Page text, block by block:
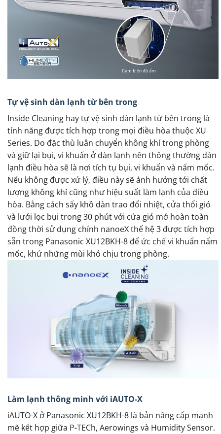
Tự vệ sinh dàn lạnh từ bên trong
Inside Cleaning hay tự vệ sinh dàn lạnh từ bên trong là
tính năng được tích hợp trong mọi điều hòa thuộc XU
Series. Do đặc thù luân chuyển không khí trong phòng
và giữ lại bụi, vi khuẩn ở dàn lạnh nên thông thường dàn
lạnh điều hòa sẽ là nơi tích tụ bụi, vi khuẩn và nấm mốc.
Nếu không được xử lý, điều này sẽ ảnh hưởng tới chất
lượng không khí cũng như hiệu suất làm lạnh của điều
hòa. Bằng cách sấy khô dàn trao đổi nhiệt, cửa thổi gió
và lưới lọc bụi trong 30 phút với cửa gió mở hoàn toàn
đồng thời sử dụng chính nanoeX thế hệ 3 được tích hợp
sẵn trong Panasonic XU12BKH-8 để ức chế vi khuẩn nấm
mốc, khử những mùi khó chịu trong phòng.
Làm lạnh thông minh với iAUTO-X
iAUTO-X ở Panasonic XU12BKH-8 là bản nâng cấp mạnh
mẽ kết hợp giữa P-TECh, Aerowings và Humidity Sensor.